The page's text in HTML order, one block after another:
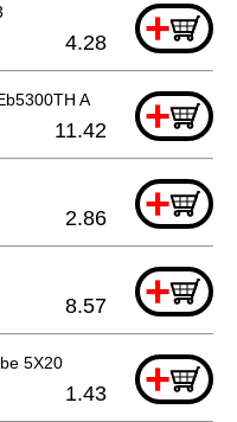
+
4.28
A +
11.42
+
2.86
+
8.57
5X20 +
1.43